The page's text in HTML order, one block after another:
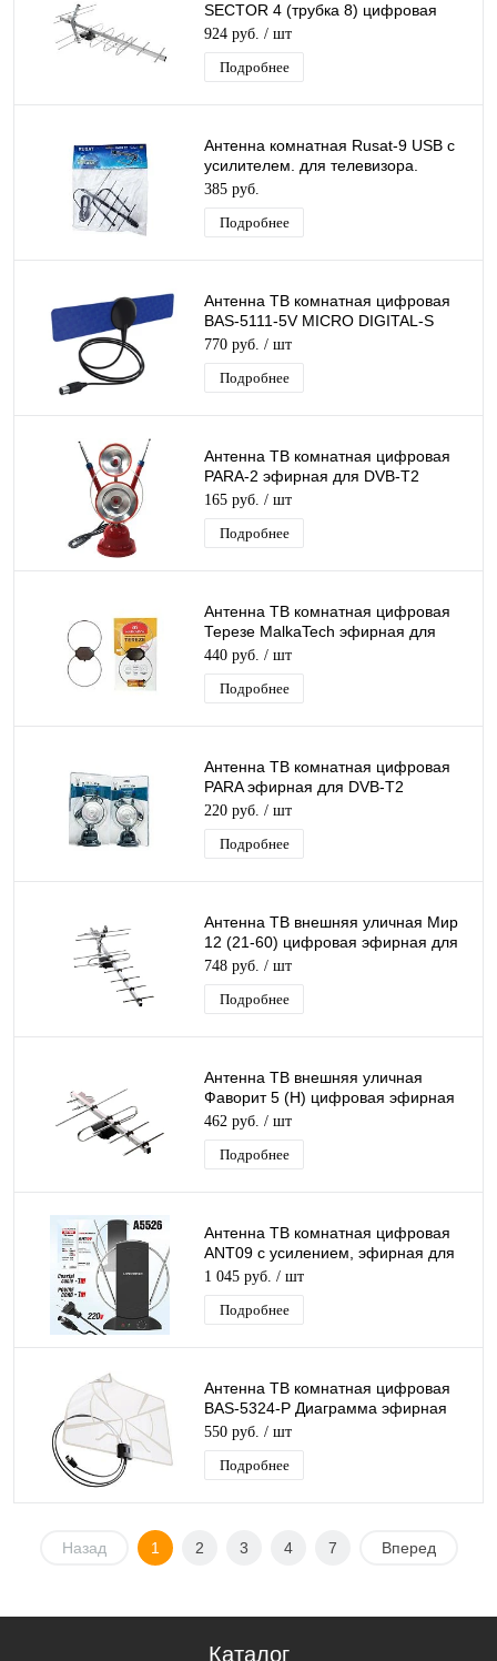
SECTOR 4 (трубка 8) цифровая
эфирная для DVB-T2 телевидения
Electronics
924 руб. / шт
Подробнее
Антенна комнатная Rusat-9 USB с
усилителем. для телевизора.
активная. для дома. для дачи
385 руб.
Подробнее
Антенна ТВ комнатная цифровая
BAS-5111-5V MICRO DIGITAL-S
эфирная для DVB-T2 телевидения
Рэмо
770 руб. / шт
Подробнее
Антенна ТВ комнатная цифровая
PARA-2 эфирная для DVB-T2
телевидения
165 руб. / шт
Подробнее
Антенна ТВ комнатная цифровая
Терезе MalkaTech эфирная для
DVB-T2 телевидения
440 руб. / шт
Подробнее
Антенна ТВ комнатная цифровая
PARA эфирная для DVB-T2
телевидения
220 руб. / шт
Подробнее
Антенна ТВ внешняя уличная Мир
12 (21-60) цифровая эфирная для
DVB-T2 телевидения наружная
748 руб. / шт
Подробнее
Антенна ТВ внешняя уличная
Фаворит 5 (Н) цифровая эфирная
для DVB-T2 телевидения наружная
Рэмо
462 руб. / шт
Подробнее
Антенна ТВ комнатная цифровая
ANT09 с усилением, эфирная для
DVB-T2 телевидения
1 045 руб. / шт
Подробнее
Антенна ТВ комнатная цифровая
BAS-5324-P Диаграмма эфирная
для DVB-T2 телевидения Рэмо
550 руб. / шт
Подробнее
Назад 1 2 3 4 7 Вперед
Каталог